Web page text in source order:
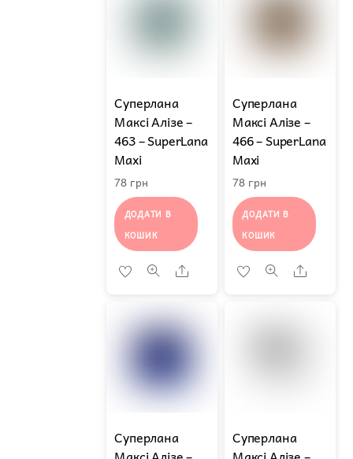
Суперлана
Максі Алізе –
463 – SuperLana
Maxi
78 грн
ДОДАТИ В
КОШИК
Share
Суперлана
Максі Алізе –
466 – SuperLana
Maxi
78 грн
ДОДАТИ В
КОШИК
Share
Суперлана
Суперлана